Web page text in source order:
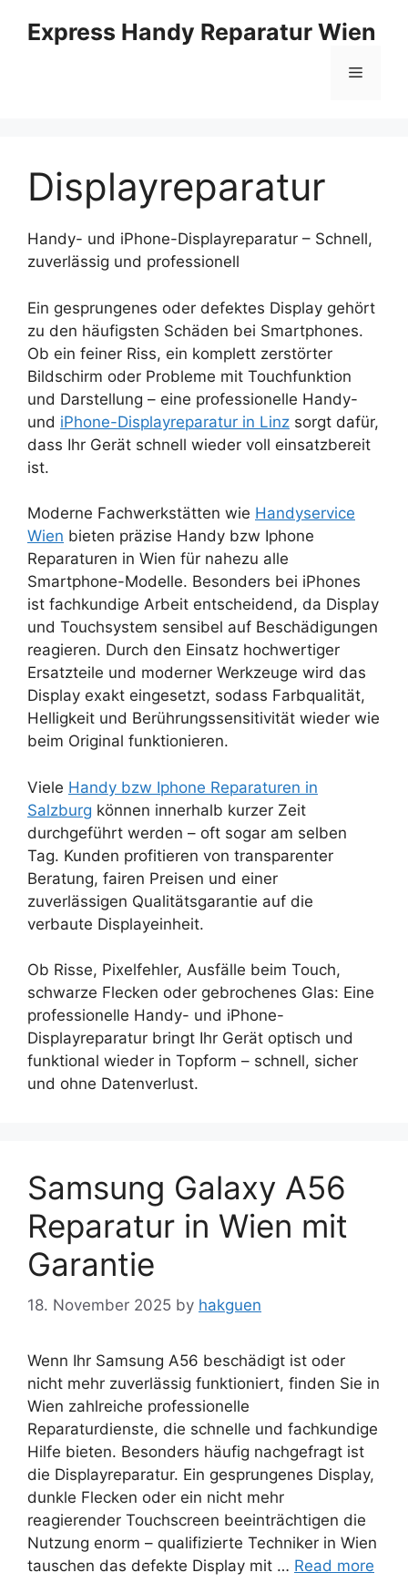
Express Handy Reparatur Wien
Menu
Displayreparatur
Handy- und iPhone-Displayreparatur – Schnell,
zuverlässig und professionell
Ein gesprungenes oder defektes Display gehört
zu den häufigsten Schäden bei Smartphones.
Ob ein feiner Riss, ein komplett zerstörter
Bildschirm oder Probleme mit Touchfunktion
und Darstellung – eine professionelle Handy-
und iPhone-Displayreparatur in Linz sorgt dafür,
dass Ihr Gerät schnell wieder voll einsatzbereit
ist.
Moderne Fachwerkstätten wie Handyservice
Wien bieten präzise Handy bzw Iphone
Reparaturen in Wien für nahezu alle
Smartphone-Modelle. Besonders bei iPhones
ist fachkundige Arbeit entscheidend, da Display
und Touchsystem sensibel auf Beschädigungen
reagieren. Durch den Einsatz hochwertiger
Ersatzteile und moderner Werkzeuge wird das
Display exakt eingesetzt, sodass Farbqualität,
Helligkeit und Berührungssensitivität wieder wie
beim Original funktionieren.
Viele Handy bzw Iphone Reparaturen in
Salzburg können innerhalb kurzer Zeit
durchgeführt werden – oft sogar am selben
Tag. Kunden profitieren von transparenter
Beratung, fairen Preisen und einer
zuverlässigen Qualitätsgarantie auf die
verbaute Displayeinheit.
Ob Risse, Pixelfehler, Ausfälle beim Touch,
schwarze Flecken oder gebrochenes Glas: Eine
professionelle Handy- und iPhone-
Displayreparatur bringt Ihr Gerät optisch und
funktional wieder in Topform – schnell, sicher
und ohne Datenverlust.
Samsung Galaxy A56
Reparatur in Wien mit
Garantie
18. November 2025 by hakguen
Wenn Ihr Samsung A56 beschädigt ist oder
nicht mehr zuverlässig funktioniert, finden Sie in
Wien zahlreiche professionelle
Reparaturdienste, die schnelle und fachkundige
Hilfe bieten. Besonders häufig nachgefragt ist
die Displayreparatur. Ein gesprungenes Display,
dunkle Flecken oder ein nicht mehr
reagierender Touchscreen beeinträchtigen die
Nutzung enorm – qualifizierte Techniker in Wien
tauschen das defekte Display mit … Read more